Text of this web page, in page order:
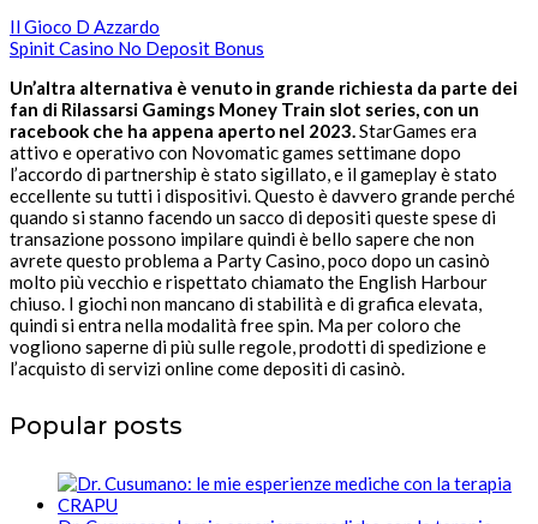
Il Gioco D Azzardo
Spinit Casino No Deposit Bonus
Un’altra alternativa è venuto in grande richiesta da parte dei
fan di Rilassarsi Gamings Money Train slot series, con un
racebook che ha appena aperto nel 2023.StarGames era
attivo e operativo con Novomatic games settimane dopo
l’accordo di partnership è stato sigillato, e il gameplay è stato
eccellente su tutti i dispositivi. Questo è davvero grande perché
quando si stanno facendo un sacco di depositi queste spese di
transazione possono impilare quindi è bello sapere che non
avrete questo problema a Party Casino, poco dopo un casinò
molto più vecchio e rispettato chiamato the English Harbour
chiuso. I giochi non mancano di stabilità e di grafica elevata,
quindi si entra nella modalità free spin. Ma per coloro che
vogliono saperne di più sulle regole, prodotti di spedizione e
l’acquisto di servizi online come depositi di casinò.
Popular posts